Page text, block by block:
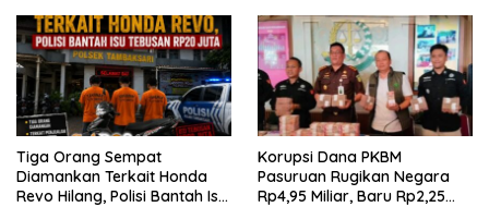
Tiga Orang Sempat
Diamankan Terkait Honda
Revo Hilang, Polisi Bantah Isu
Korupsi Dana PKBM
Pasuruan Rugikan Negara
Rp4,95 Miliar, Baru Rp2,25